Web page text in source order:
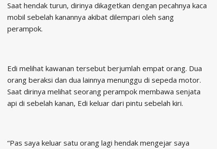
Saat hendak turun, dirinya dikagetkan dengan pecahnya kaca
mobil sebelah kanannya akibat dilempari oleh sang
perampok.
Edi melihat kawanan tersebut berjumlah empat orang. Dua
orang beraksi dan dua lainnya menunggu di sepeda motor.
Saat dirinya melihat seorang perampok membawa senjata
api di sebelah kanan, Edi keluar dari pintu sebelah kiri.
“Pas saya keluar satu orang lagi hendak mengejar saya